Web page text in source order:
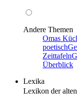
Andere Themen
Omas
poetisch
Zeittafeln
Überblick
Lexika
Lexikon der